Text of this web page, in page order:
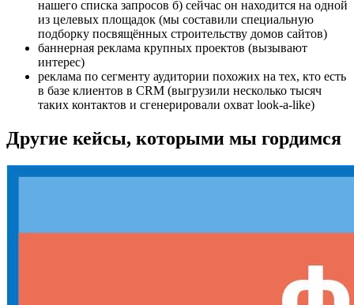
нашего списка запросов б) сейчас он находится на одной
из целевых площадок (мы составили специальную
подборку посвящённых строительству домов сайтов)
баннерная реклама крупных проектов (вызывают
интерес)
реклама по сегменту аудитории похожих на тех, кто есть
в базе клиентов в CRM (выгрузили несколько тысяч
таких контактов и сгенерировали охват look-a-like)
Другие кейсы, которыми мы гордимся